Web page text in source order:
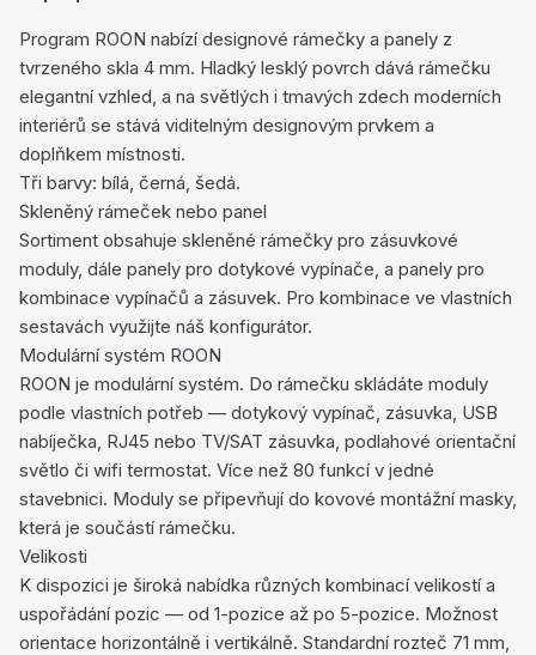
Program ROON nabízí designové rámečky a panely z
tvrzeného skla 4 mm. Hladký lesklý povrch dává rámečku
elegantní vzhled, a na světlých i tmavých zdech moderních
interiérů se stává viditelným designovým prvkem a
doplňkem místnosti.
Tři barvy: bílá, černá, šedá.
Skleněný rámeček nebo panel
Sortiment obsahuje skleněné rámečky pro zásuvkové
moduly, dále panely pro dotykové vypínače, a panely pro
kombinace vypínačů a zásuvek. Pro kombinace ve vlastních
sestavách využijte náš konfigurátor.
Modulární systém ROON
ROON je modulární systém. Do rámečku skládáte moduly
podle vlastních potřeb — dotykový vypínač, zásuvka, USB
nabíječka, RJ45 nebo TV/SAT zásuvka, podlahové orientační
světlo či wifi termostat. Více než 80 funkcí v jedné
stavebnici. Moduly se připevňují do kovové montážní masky,
která je součástí rámečku.
Velikosti
K dispozici je široká nabídka různých kombinací velikostí a
uspořádání pozic — od 1-pozice až po 5-pozice. Možnost
orientace horizontálně i vertikálně. Standardní rozteč 71 mm,